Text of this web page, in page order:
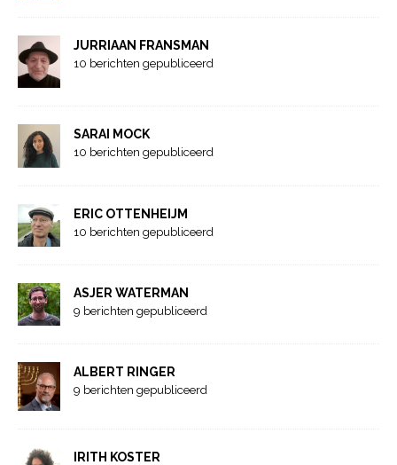
JURRIAAN FRANSMAN
10 berichten gepubliceerd
SARAI MOCK
10 berichten gepubliceerd
ERIC OTTENHEIJM
10 berichten gepubliceerd
ASJER WATERMAN
9 berichten gepubliceerd
ALBERT RINGER
9 berichten gepubliceerd
IRITH KOSTER